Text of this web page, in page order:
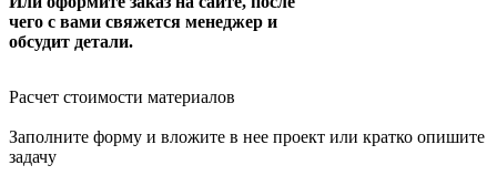
чего с вами свяжется менеджер и
обсудит детали.
Расчет стоимости материалов
Заполните форму и вложите в нее проект или кратко опишите
задачу